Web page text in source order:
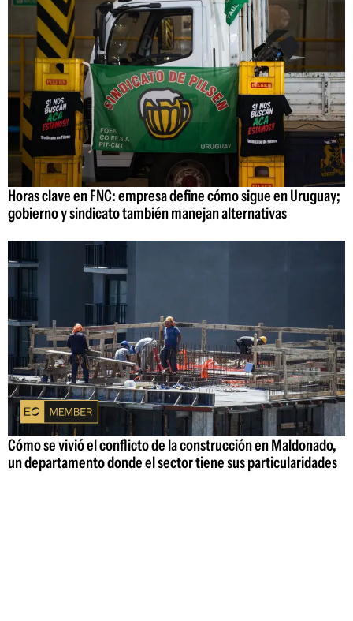
Horas clave en FNC: empresa define cómo sigue en Uruguay;
gobierno y sindicato también manejan alternativas
Cómo se vivió el conflicto de la construcción en Maldonado,
un departamento donde el sector tiene sus particularidades